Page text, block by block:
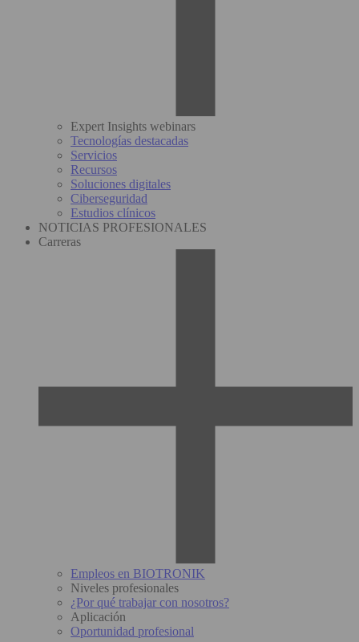
Expert Insights webinars
Tecnologías destacadas
Servicios
Recursos
Soluciones digitales
Ciberseguridad
Estudios clínicos
NOTICIAS PROFESIONALES
Carreras
Empleos en BIOTRONIK
Niveles profesionales
¿Por qué trabajar con nosotros?
Aplicación
Oportunidad profesional